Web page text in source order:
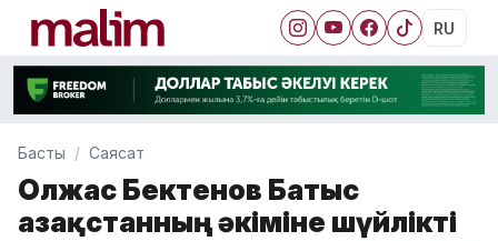
RU
Басты Саясат
Олжас Бектенов Батыс
Қазақстанның әкіміне шүйлікті